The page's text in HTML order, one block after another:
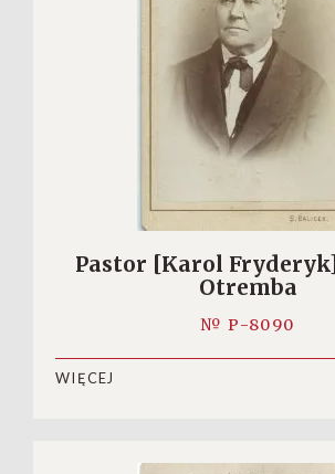
Pastor [Karol
Otremba
№ P-8090
WIĘCEJ